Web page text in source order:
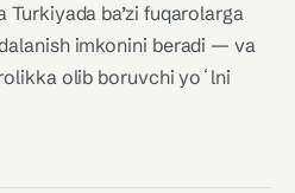
ba’zi fuqarolarga
imkonini beradi — va
olib boruvchi yoʻlni